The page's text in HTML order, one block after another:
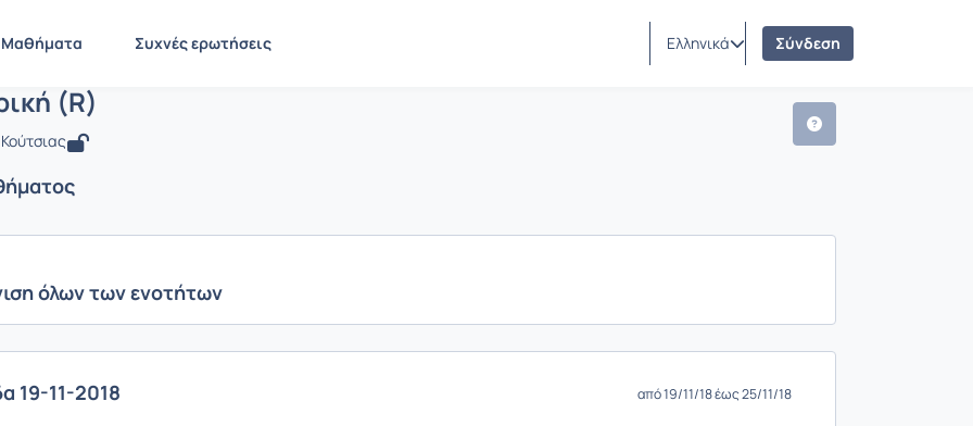
Μαθήματα Συχνές ερωτήσεις Ελληνικά Σύνδεση
Πληροφορική (R) Ενότητες μαθήματος
(R)
(R)
όλων των ενοτήτων
19-11-2018 από 19/11/18 έως 25/11/18